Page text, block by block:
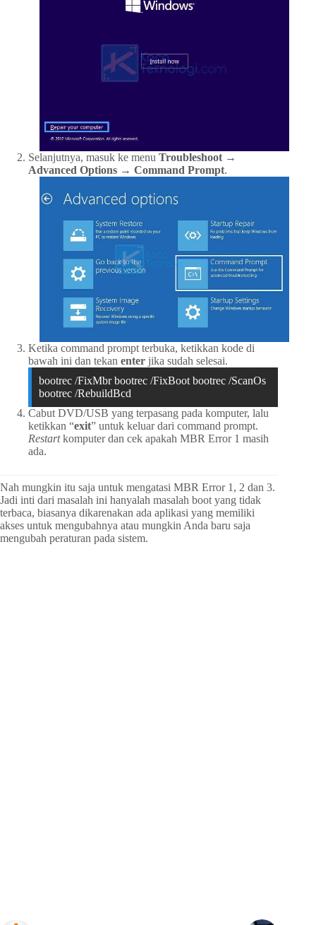
Selanjutnya, masuk ke menu Troubleshoot →
Advanced Options → Command Prompt.
Ketika command prompt terbuka, ketikkan kode di
bawah ini dan tekan enter jika sudah selesai.
bootrec /FixMbr bootrec /FixBoot bootrec /ScanOs
bootrec /RebuildBcd
Cabut DVD/USB yang terpasang pada komputer, lalu
ketikkan “exit” untuk keluar dari command prompt.
Restartkomputer dan cek apakah MBR Error 1 masih
ada.
Nah mungkin itu saja untuk mengatasi MBR Error 1, 2 dan 3.
Jadi inti dari masalah ini hanyalah masalah boot yang tidak
terbaca, biasanya dikarenakan ada aplikasi yang memiliki
akses untuk mengubahnya atau mungkin Anda baru saja
mengubah peraturan pada sistem.